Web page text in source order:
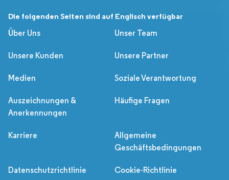
Die folgenden Seiten sind auf Englisch verfügbar
Über Uns
Unser Team
Unsere Kunden Unsere Partner
Medien Soziale Verantwortung
Auszeichnungen &
Anerkennungen
Häufige Fragen
Karriere
Allgemeine
Geschäftsbedingungen
Datenschutzrichtlinie Cookie-Richtlinie